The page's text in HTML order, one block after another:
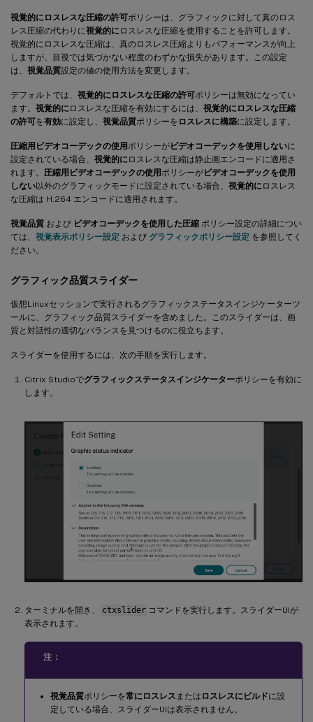
視覚的にロスレスな圧縮の許可ポリシーは、グラフィックに対して真のロス
レス圧縮の代わりに視覚的にロスレスな圧縮を使用することを許可します。
視覚的にロスレスな圧縮は、真のロスレス圧縮よりもパフォーマンスが向上
しますが、目視では気づかない程度のわずかな損失があります。この設定
は、 視覚品質設定の値の使用方法を変更します。
デフォルトでは、 視覚的にロスレスな圧縮の許可ポリシーは無効になってい
ます。 視覚的にロスレスな圧縮を有効にするには、 視覚的にロスレスな圧縮
の許可を有効に設定し、 視覚品質ポリシーを ロスレスに構築に設定します。
圧縮用ビデオコーデックの使用ポリシーがビデオコーデックを使用しないに
設定されている場合、 視覚的にロスレスな圧縮は静止画エンコードに適用さ
れます。 圧縮用ビデオコーデックの使用ポリシーがビデオコーデックを使用
しない以外のグラフィックモードに設定されている場合、 視覚的にロスレス
な圧縮は H.264 エンコードに適用されます。
視覚品質 および ビデオコーデックを使用した圧縮 ポリシー設定の詳細につい
ては、 視覚表示ポリシー設定 および グラフィックポリシー設定 を参照してく
ださい。
グラフィック品質スライダー
仮想Linuxセッションで実行されるグラフィックステータスインジケーターツ
ールに、グラフィック品質スライダーを含めました。このスライダーは、画
質と対話性の適切なバランスを見つけるのに役立ちます。
スライダーを使用するには、次の手順を実行します。
Citrix Studioでグラフィックステータスインジケーターポリシーを有効に
します。
ターミナルを開き、 ctxslider コマンドを実行します。スライダーUIが
表示されます。
注：
視覚品質ポリシーを常にロスレス または ロスレスにビルドに設
定している場合、スライダーUIは表示されません。